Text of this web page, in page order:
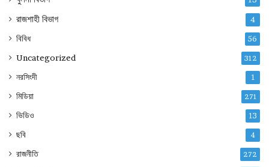
রাজশাহী বিভাগ 4
বিবিধ 56
Uncategorized 312
নরসিংদী 1
মিডিয়া 271
ভিডিও 13
ছবি 4
রাজনীতি 272